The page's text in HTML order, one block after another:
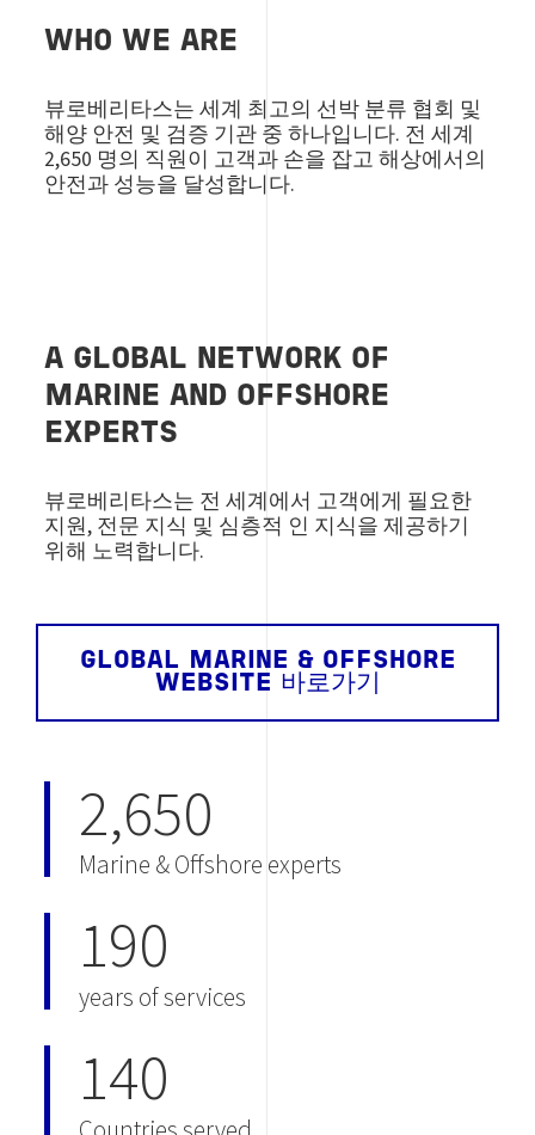
WHO WE ARE
뷰로베리타스는 세계 최고의 선박 분류 협회 및
해양 안전 및 검증 기관 중 하나입니다. 전 세계
2,650 명의 직원이 고객과 손을 잡고 해상에서의
안전과 성능을 달성합니다.
A GLOBAL NETWORK OF
MARINE AND OFFSHORE
EXPERTS
뷰로베리타스는 전 세계에서 고객에게 필요한
지원, 전문 지식 및 심층적 인 지식을 제공하기
위해 노력합니다.
GLOBAL MARINE & OFFSHORE
WEBSITE 바로가기
2,650
Marine & Offshore experts
190
years of services
140